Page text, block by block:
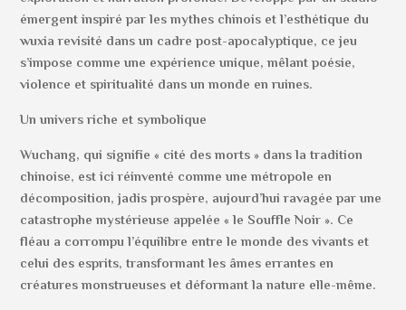
émergent inspiré par les mythes chinois et l’esthétique du
wuxia revisité dans un cadre post-apocalyptique, ce jeu
s’impose comme une expérience unique, mêlant poésie,
violence et spiritualité dans un monde en ruines.
Un univers riche et symbolique
Wuchang, qui signifie « cité des morts » dans la tradition
chinoise, est ici réinventé comme une métropole en
décomposition, jadis prospère, aujourd’hui ravagée par une
catastrophe mystérieuse appelée « le Souffle Noir ». Ce
fléau a corrompu l’équilibre entre le monde des vivants et
celui des esprits, transformant les âmes errantes en
créatures monstrueuses et déformant la nature elle-même.